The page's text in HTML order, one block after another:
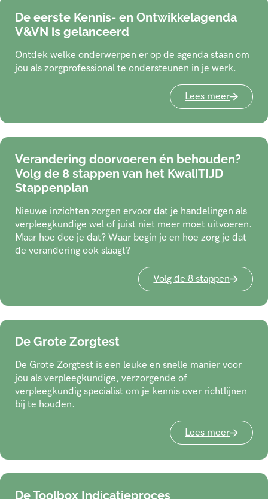
De eerste Kennis- en Ontwikkelagenda
V&VN is gelanceerd
Ontdek welke onderwerpen er op de agenda staan om
jou als zorgprofessional te ondersteunen in je werk.
Lees meer
Verandering doorvoeren én behouden?
Volg de 8 stappen van het KwaliTIJD
Stappenplan
Nieuwe inzichten zorgen ervoor dat je handelingen als
verpleegkundige wel of juist niet meer moet uitvoeren.
Maar hoe doe je dat? Waar begin je en hoe zorg je dat
de verandering ook slaagt?
Volg de 8 stappen
De Grote Zorgtest
De Grote Zorgtest is een leuke en snelle manier voor
jou als verpleegkundige, verzorgende of
verpleegkundig specialist om je kennis over richtlijnen
bij te houden.
Lees meer
De Toolbox Indicatieproces